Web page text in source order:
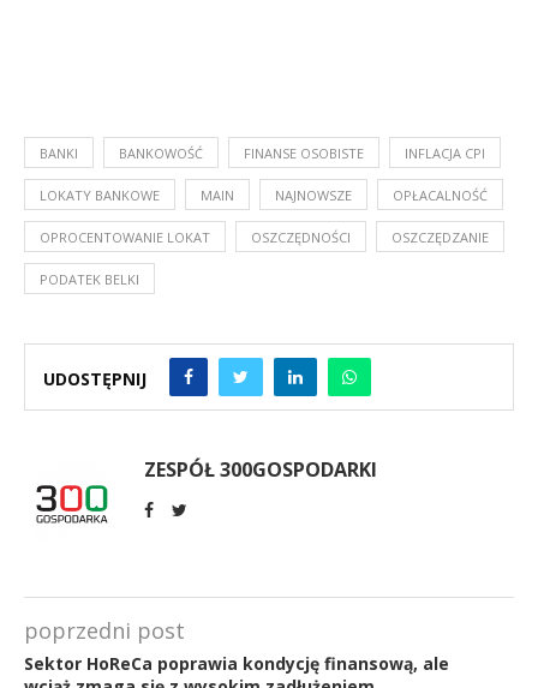
BANKI BANKOWOŚĆ FINANSE OSOBISTE INFLACJA CPI
LOKATY BANKOWE MAIN NAJNOWSZE OPŁACALNOŚĆ
OPROCENTOWANIE LOKAT OSZCZĘDNOŚCI OSZCZĘDZANIE
PODATEK BELKI
UDOSTĘPNIJ
ZESPÓŁ 300GOSPODARKI
poprzedni post
Sektor HoReCa poprawia kondycję finansową, ale